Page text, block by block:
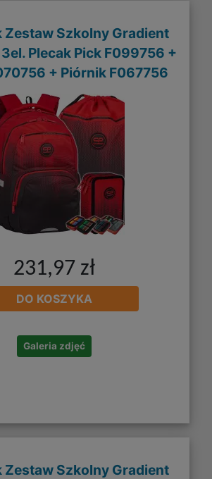
Zestaw Szkolny Gradient
Plecak Pick F099756 +
+ Piórnik F067756
231,97 zł
DO KOSZYKA
Galeria zdjęć
Zestaw Szkolny Gradient